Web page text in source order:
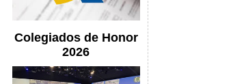
Colegiados de Honor
2026